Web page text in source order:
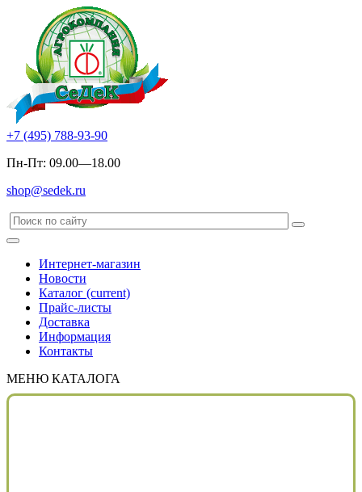
+7 (495) 788-93-90
Пн-Пт: 09.00—18.00
shop@sedek.ru
Интернет-магазин
Новости
Каталог (current)
Прайс-листы
Доставка
Информация
Контакты
МЕНЮ КАТАЛОГА